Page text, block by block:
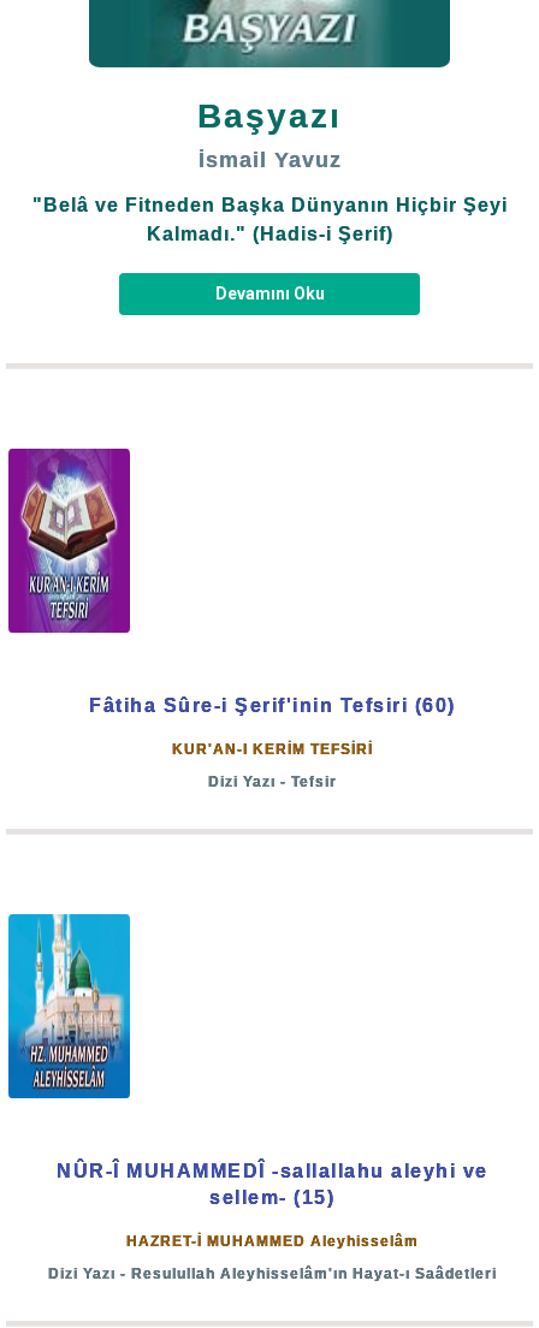
yangın, sel, kuraklık, geçim sıkıntısı ... bunların hepsi bir
afat. Ve fakat büyük silahlar patladığı zaman, büyük
büyük yıkım ve kıyımlar beklenir."Yeryüzünde çok az
buyuruyorlar.
Bu harpler artık başladı.
Önümüzdeki yıllarda Allah-u alem büyüklü küçüklü birçok
Hazırlığımızı ona göre yapalım. Aklımızı fikrimizi buna
göre çalıştıralım.
Bugünlerden şöyle bahsetmişlerdi:
"Yavaş yavaş karışacak, yavaş yavaş kaynayacak,
Böyle böyle kaynayacak, dünya ateşe verilecek, hüküm
geldi, dünyanın ömrü bitti, nihayetindeyiz. Amma afatla,
Elde fırsat, dilde ruhsat varken günün değil, saatin
değerini vermek lâzım. Artık yıkım devri başlamıştır."
Bugün ise devlet başkanlarına kadar hemen herkesin
dilinde "3. Dünya Harbi" lâfı dolanıyor. Bir taraftan İsrail'in
pervasız vahşeti ve savaşı genişletme niyeti; diğer
tehlikesini artıran icraatları harp ateşinin yayılması
tehlikesini artırıyor. Daha da vahimi dünyanın her yerinde
bir ateş, bir harp çıkması için çalışan, sapkın bir zihniyete
sahip derin bir yapı var.
Başyazı
İsmail Yavuz
"Belâ ve Fitneden Başka Dünyanın Hiçbir Şeyi
Kalmadı." (Hadis-i Şerif)
Devamını Oku
Fâtiha Sûre-i Şerif'inin Tefsiri (60)
KUR'AN-I KERİM TEFSİRİ
Dizi Yazı - Tefsir
NÛR-Î MUHAMMEDÎ -sallallahu aleyhi ve
sellem- (15)
HAZRET-İ MUHAMMED Aleyhisselâm
Dizi Yazı - Resulullah Aleyhisselâm'ın Hayat-ı Saâdetleri